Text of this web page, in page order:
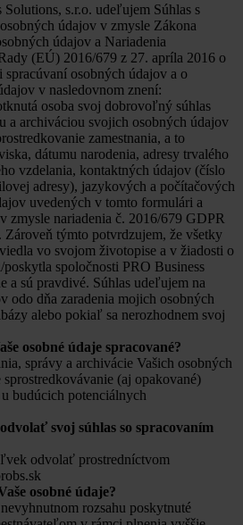
s.r.o. udeľujem Súhlas s
údajov v zmysle Zákona
údajov a Nariadenia
(EÚ) 2016/679 z 27. apríla 2016 o
osobných údajov a o
v nasledovnom znení:
osoba svoj dobrovoľný súhlas
a archiváciou svojich osobných údajov
zamestnania, a to
dátumu narodenia, adresy trvalého
vzdelania, kontaktných údajov (číslo
adresy), jazykových a počítačových
uvedených v tomto formulári a
zmysle nariadenia č. 2016/679 GDPR
Zároveň týmto potvrdzujem, že všetky
vo svojom životopise a v žiadosti o
poskytla spoločnosti PRO Business
a sú pravdivé. Súhlas udeľujem na
odo dňa zaradenia mojich osobných
alebo pokiaľ sa nerozhodnem svoj
osobné údaje spracované?
správy a archivácie Vašich osobných
(aj opakované)
budúcich potenciálnych
svoj súhlas so spracovaním
odvolať prostredníctvom
osobné údaje?
rozsahu poskytnuté